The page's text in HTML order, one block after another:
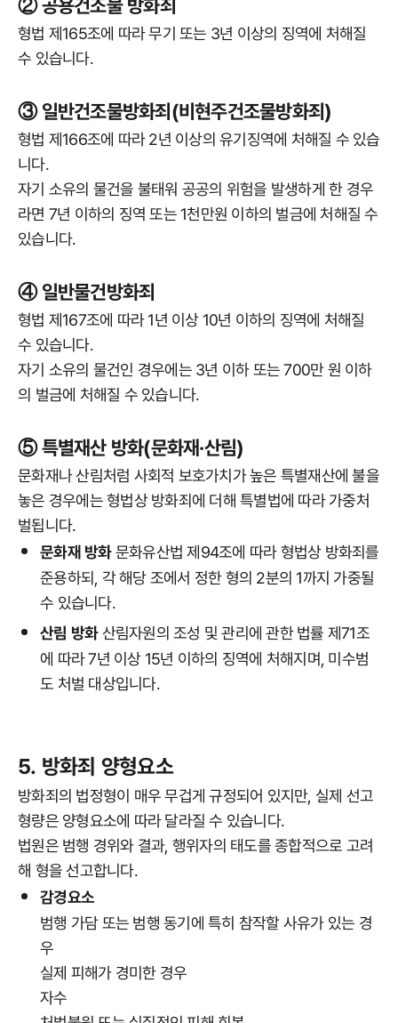
형법 제165조에 따라 무기 또는 3년 이상의 징역에 처해질
수 있습니다.
③ 일반건조물방화죄(비현주건조물방화죄)
형법 제166조에 따라 2년 이상의 유기징역에 처해질 수 있습
니다.
자기 소유의 물건을 불태워 공공의 위험을 발생하게 한 경우
라면 7년 이하의 징역 또는 1천만원 이하의 벌금에 처해질 수
있습니다.
④ 일반물건방화죄
형법 제167조에 따라 1년 이상 10년 이하의 징역에 처해질
수 있습니다.
자기 소유의 물건인 경우에는 3년 이하 또는 700만 원 이하
의 벌금에 처해질 수 있습니다.
⑤ 특별재산 방화(문화재·산림)
문화재나 산림처럼 사회적 보호가치가 높은 특별재산에 불을
놓은 경우에는 형법상 방화죄에 더해 특별법에 따라 가중처
벌됩니다.
문화재 방화문화유산법 제94조에 따라 형법상 방화죄를
준용하되, 각 해당 조에서 정한 형의 2분의 1까지 가중될
수 있습니다.
산림 방화산림자원의 조성 및 관리에 관한 법률 제71조
에 따라 7년 이상 15년 이하의 징역에 처해지며, 미수범
도 처벌 대상입니다.
5. 방화죄 양형요소
방화죄의 법정형이 매우 무겁게 규정되어 있지만, 실제 선고
형량은 양형요소에 따라 달라질 수 있습니다.
법원은 범행 경위와 결과, 행위자의 태도를 종합적으로 고려
해 형을 선고합니다.
감경요소
범행 가담 또는 범행 동기에 특히 참작할 사유가 있는 경
우
실제 피해가 경미한 경우
자수